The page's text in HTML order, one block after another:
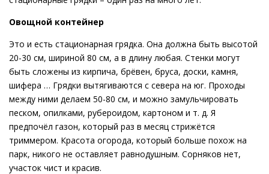
Овощной контейнер
Это и есть стационарная грядка. Она должна быть высотой
20-30 см, шириной 80 см, а в длину любая. Стенки могут
быть сложены из кирпича, брёвен, бруса, доски, камня,
шифера … Грядки вытягиваются с севера на юг. Проходы
между ними делаем 50-80 см, и можно замульчировать
песком, опилками, рубероидом, картоном и т. д. Я
предпочёл газон, который раз в месяц стрижётся
триммером. Красота огорода, который больше похож на
парк, никого не оставляет равнодушным. Сорняков нет,
участок чист и красив.